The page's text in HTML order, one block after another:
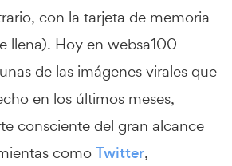
con la tarjeta de memoria
llena). Hoy en websa100
de las imágenes virales que
en los últimos meses,
consciente del gran alcance
como Twitter,